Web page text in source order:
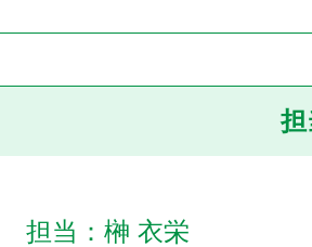
担
担当：榊󠄀 衣栄